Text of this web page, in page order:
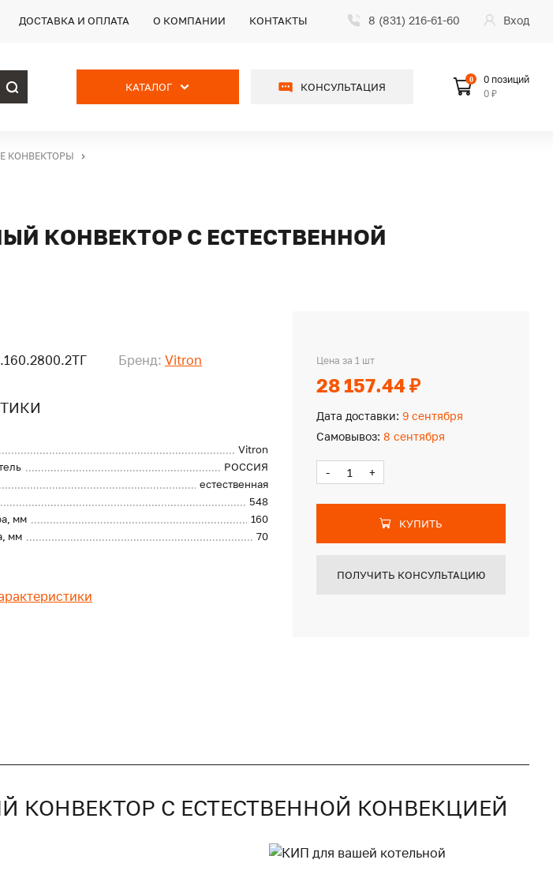
ДОСТАВКА И ОПЛАТА О КОМПАНИИ КОНТАКТЫ 8 (831) 216-61-60 Вход
КАТАЛОГ КОНСУЛЬТАЦИЯ
0
0 позиций
0 ₽
КОНВЕКТОРЫ
КОНВЕКТОР С ЕСТЕСТВЕННОЙ
Бренд: Vitron
Vitron
РОССИЯ
естественная
548
мм
160
мм
70
Цена за 1 шт
28 157.44 ₽
Дата доставки: 9 сентября
Самовывоз: 8 сентября
- +
КУПИТЬ
ПОЛУЧИТЬ КОНСУЛЬТАЦИЮ
КОНВЕКТОР С ЕСТЕСТВЕННОЙ КОНВЕКЦИЕЙ